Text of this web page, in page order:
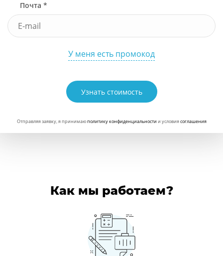
Почта *
У меня есть промокод
Узнать стоимость
Отправляя заявку, я принимаюполитику конфиденциальности и условиясоглашения
Как мы работаем?